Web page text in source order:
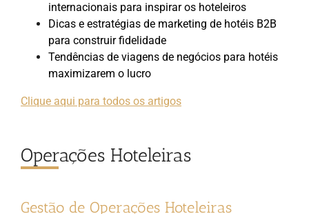
internacionais para inspirar os hoteleiros
Dicas e estratégias de marketing de hotéis B2B
para construir fidelidade
Tendências de viagens de negócios para hotéis
maximizarem o lucro
Clique aqui para todos os artigos
Operações Hoteleiras
Gestão de Operações Hoteleiras